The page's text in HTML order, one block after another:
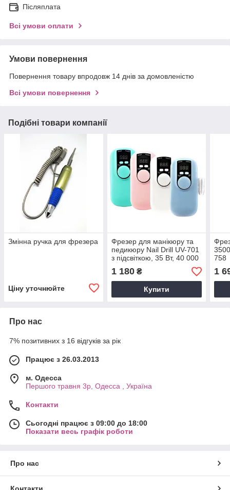
Післяплата
Всі умови оплати
Умови повернення
Повернення товару впродовж 14 днів за домовленістю
Всі умови повернення
Подібні товари компанії
Змінна ручка для фрезера
Ціну уточнюйте
Фрезер для манікюру та
педикюру Nail Drill UV-701
з підсвіткою, 35 Вт, 40 000
об/хв
1 180₴
Купити
758
1
Про нас
7% позитивних з 16 відгуків за рік
Працює з 26.03.2013
м. Одесса
Першого травня 3р, Одесса , Україна
Контакти
Сьогодні працює з 09:00 до 18:00
Показати весь графік роботи
Про нас